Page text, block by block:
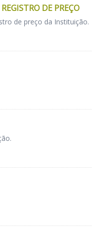
DE PREÇO
de preço da Instituição.